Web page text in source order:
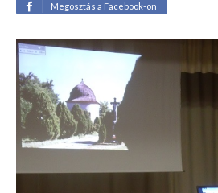
Megosztás a Facebook-on